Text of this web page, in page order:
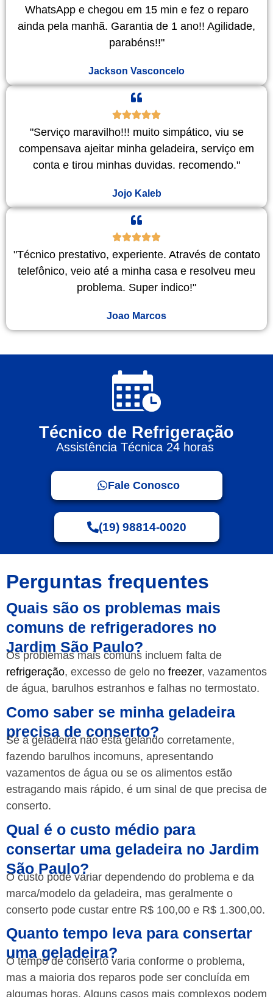
WhatsApp e chegou em 15 min e fez o reparo
ainda pela manhã. Garantia de 1 ano!! Agilidade,
parabéns!!"
Jackson Vasconcelo
"Serviço maravilho!!! muito simpático, viu se
compensava ajeitar minha geladeira, serviço em
conta e tirou minhas duvidas. recomendo."
Jojo Kaleb
"Técnico prestativo, experiente. Através de contato
telefônico, veio até a minha casa e resolveu meu
problema. Super indico!"
Joao Marcos
Técnico de Refrigeração
Assistência Técnica 24 horas
Fale Conosco
(19) 98814-0020
Perguntas frequentes
Quais são os problemas mais
comuns de refrigeradores no
Jardim São Paulo?
Os problemas mais comuns incluem falta de
refrigeração, excesso de gelo no freezer, vazamentos
de água, barulhos estranhos e falhas no termostato.
Como saber se minha geladeira
precisa de conserto?
Se a geladeira não está gelando corretamente,
fazendo barulhos incomuns, apresentando
vazamentos de água ou se os alimentos estão
estragando mais rápido, é um sinal de que precisa de
conserto.
Qual é o custo médio para
consertar uma geladeira no Jardim
São Paulo?
O custo pode variar dependendo do problema e da
marca/modelo da geladeira, mas geralmente o
conserto pode custar entre R$ 100,00 e R$ 1.300,00.
Quanto tempo leva para consertar
uma geladeira?
O tempo de conserto varia conforme o problema,
mas a maioria dos reparos pode ser concluída em
algumas horas. Alguns casos mais complexos podem